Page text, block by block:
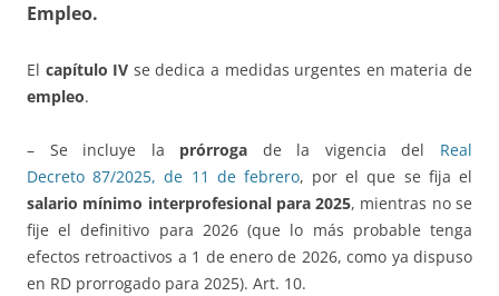
Empleo.
El capítulo IV se dedica a medidas urgentes en materia de
empleo.
– Se incluye la prórroga de la vigencia del Real
Decreto 87/2025, de 11 de febrero, por el que se fija el
salario mínimo interprofesional para 2025, mientras no se
fije el definitivo para 2026 (que lo más probable tenga
efectos retroactivos a 1 de enero de 2026, como ya dispuso
en RD prorrogado para 2025). Art. 10.